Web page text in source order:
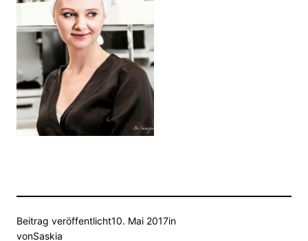
Beitrag veröffentlicht10. Mai 2017in
vonSaskia